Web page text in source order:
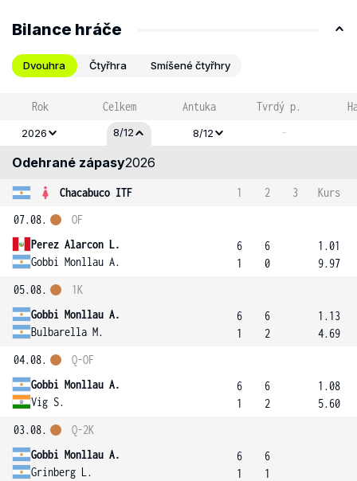
Bilance hráče
Dvouhra Čtyřhra Smíšené čtyřhry
Rok Celkem Antuka Tvrdý p.
2026 8/12 8/12 -
Odehrané zápasy2026
Chacabuco ITF 1 2 3
Kurs
07.08.
Perez Alarcon L.
Gobbi Monllau A.
OF
6
1
6
0
1.01
9.97
05.08.
Gobbi Monllau A.
Bulbarella M.
1K
6
1
6
2
1.13
4.69
04.08.
Gobbi Monllau A.
Vig S.
Q-OF
6
1
6
2
1.08
5.60
03.08.
Gobbi Monllau A.
Grinberg L.
Q-2K
6
1
6
1